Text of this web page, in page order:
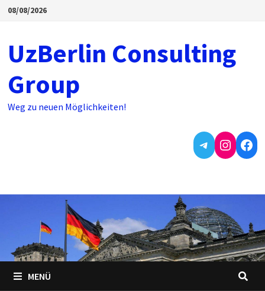
08/08/2026
UzBerlin Consulting
Group
Weg zu neuen Möglichkeiten!
MENÜ